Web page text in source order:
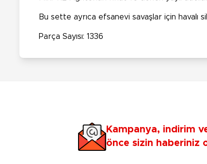
Bu sette ayrıca efsanevi savaşlar için havalı
Parça Sayısı: 1336
Kampanya, indirim
önce sizin haberiniz